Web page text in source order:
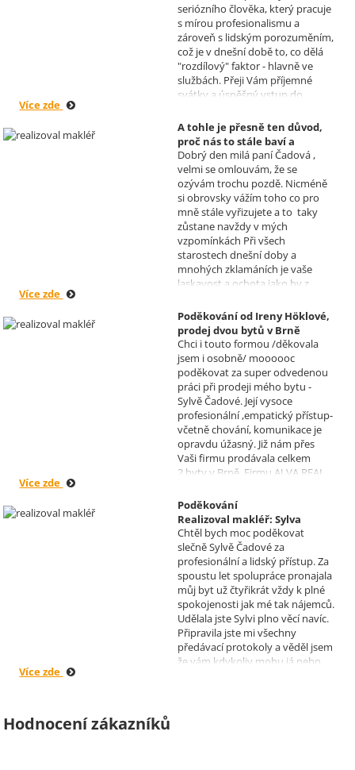
seriózního člověka, který pracuje
s mírou profesionalismu a
zároveň s lidským porozuměním,
což je v dnešní době to, co dělá
"rozdílový" faktor - hlavně ve
službách. Přeji Vám příjemné
svátky a úspěšný vstup do
Více zde
A tohle je přesně ten důvod,
proč nás to stále baví a
naplňuje, poděkování od pana
Míška.
Realizoval makléř: Sylva
Čadová
Dobrý den milá paní Čadová ,
velmi se omlouvám, že se
ozývám trochu pozdě. Nicméně
si obrovsky vážím toho co pro
mně stále vyřizujete a to taky
zůstane navždy v mých
vzpomínkách Při všech
starostech dnešní doby a
mnohých zklamáních je vaše
laskavost a ochota jako by z
informace a děkuji za vaše úsilí.
Zatím se mějte moc a moc hezky.
S pozdravem Pavel Míšek
Více zde
Poděkování od Ireny Höklové,
prodej dvou bytů v Brně
Realizoval makléř: Sylva
Čadová
Chci i touto formou /děkovala
jsem i osobně/ moooooc
poděkovat za super odvedenou
práci při prodeji mého bytu -
Sylvě Čadové. Její vysoce
profesionální ,empatický přístup-
včetně chování, komunikace je
opravdu úžasný. Již nám přes
Vaši firmu prodávala celkem
2.byty v Brně. Firmu ALVA REAL
Krásné dny Vám a Vašim
zaměstnancům. Irena Höklová,
Brno
Více zde
Poděkování
Realizoval makléř: Sylva
Čadová
Chtěl bych moc poděkovat
slečně Sylvě Čadové za
profesionální a lidský přístup. Za
spoustu let spolupráce pronajala
můj byt už čtyřikrát vždy k plné
spokojenosti jak mé tak nájemců.
Udělala jste Sylvi plno věcí navíc.
Připravila jste mi všechny
předávací protokoly a věděl jsem
že vám kdykoliv mohu já nebo
Více zde
Hodnocení zákazníků